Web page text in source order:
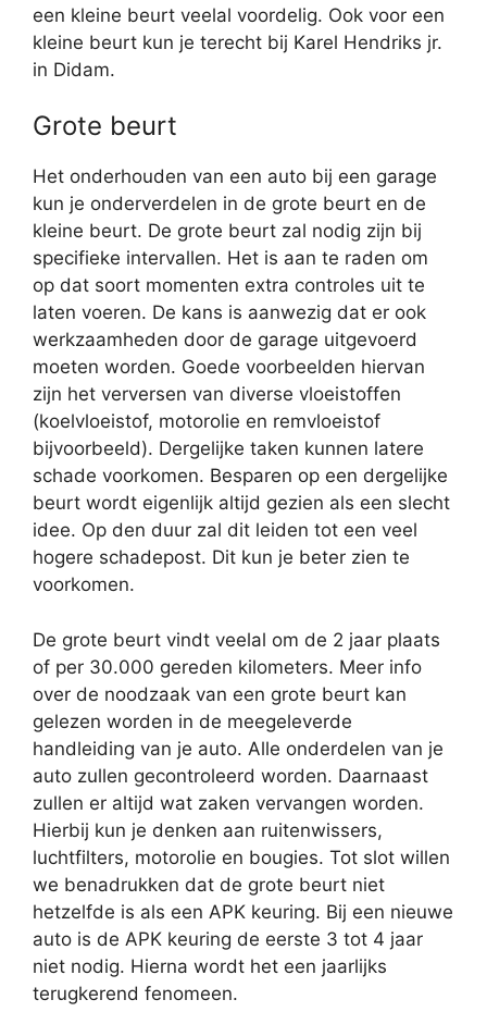
een kleine beurt veelal voordelig. Ook voor een
kleine beurt kun je terecht bij Karel Hendriks jr.
in Didam.
Grote beurt
Het onderhouden van een auto bij een garage
kun je onderverdelen in de grote beurt en de
kleine beurt. De grote beurt zal nodig zijn bij
specifieke intervallen. Het is aan te raden om
op dat soort momenten extra controles uit te
laten voeren. De kans is aanwezig dat er ook
werkzaamheden door de garage uitgevoerd
moeten worden. Goede voorbeelden hiervan
zijn het verversen van diverse vloeistoffen
(koelvloeistof, motorolie en remvloeistof
bijvoorbeeld). Dergelijke taken kunnen latere
schade voorkomen. Besparen op een dergelijke
beurt wordt eigenlijk altijd gezien als een slecht
idee. Op den duur zal dit leiden tot een veel
hogere schadepost. Dit kun je beter zien te
voorkomen.
De grote beurt vindt veelal om de 2 jaar plaats
of per 30.000 gereden kilometers. Meer info
over de noodzaak van een grote beurt kan
gelezen worden in de meegeleverde
handleiding van je auto. Alle onderdelen van je
auto zullen gecontroleerd worden. Daarnaast
zullen er altijd wat zaken vervangen worden.
Hierbij kun je denken aan ruitenwissers,
luchtfilters, motorolie en bougies. Tot slot willen
we benadrukken dat de grote beurt niet
hetzelfde is als een APK keuring. Bij een nieuwe
auto is de APK keuring de eerste 3 tot 4 jaar
niet nodig. Hierna wordt het een jaarlijks
terugkerend fenomeen.